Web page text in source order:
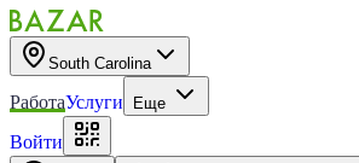
South Carolina
РаботаУслуги Еще
Войти